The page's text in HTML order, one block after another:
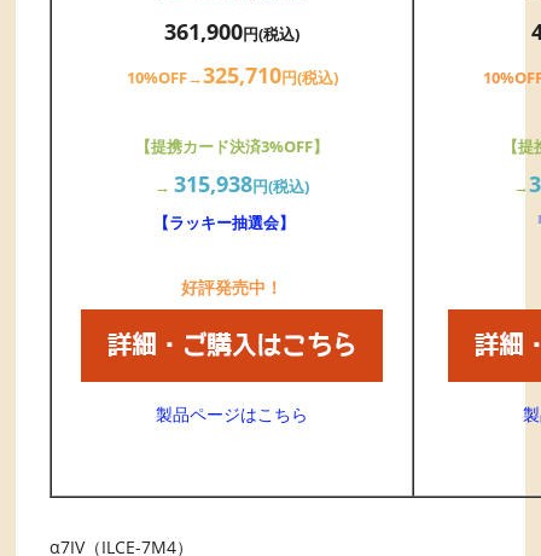
361,900円(税込)
10%OFF→325,710円(税込)
【提携カード決済3%OFF】
→315,938円(税込)
【ラッキー抽選会】
好評発売中！
製品ページはこちら
【
→
α7IV（ILCE-7M4）